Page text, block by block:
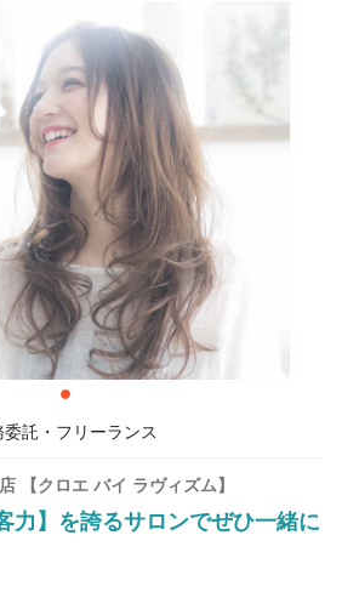
委託・フリーランス
【クロエ バイ ラヴィズム】
力】を誇るサロンでぜひ一緒に